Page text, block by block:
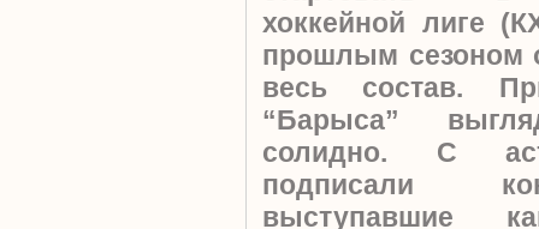
хоккейной лиге
прошлым сезоном
весь состав.
“Барыса”
солидно. С
подписали
выступавшие